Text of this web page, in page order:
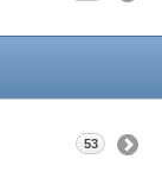
53